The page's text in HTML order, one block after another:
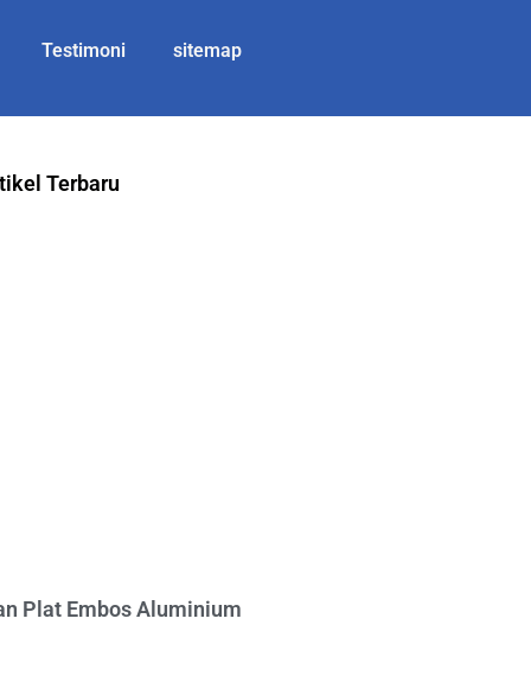
Testimoni sitemap
Terbaru
Plat Embos Aluminium